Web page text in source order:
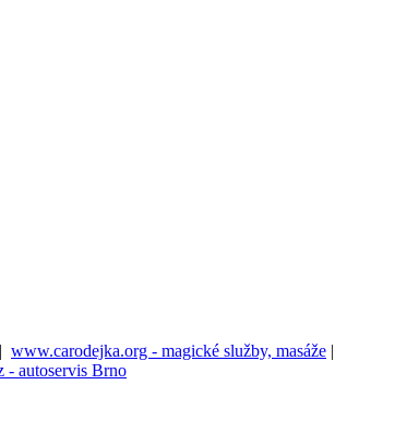
| www.carodejka.org - magické služby, masáže |
- autoservis Brno